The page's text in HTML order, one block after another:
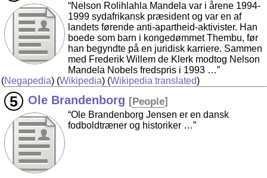
“Nelson Rolihlahla Mandela var i årene 1994-
1999 sydafrikansk præsident og var en af
landets førende anti-apartheid-aktivister. Han
boede som barn i kongedømmet Thembu, før
han begyndte på en juridisk karriere. Sammen
med Frederik Willem de Klerk modtog Nelson
Mandela Nobels fredspris i 1993 …”
(Negapedia) (Wikipedia) (Wikipedia translated)
Ole Brandenborg [People]
“Ole Brandenborg Jensen er en dansk
fodboldtræner og historiker …”